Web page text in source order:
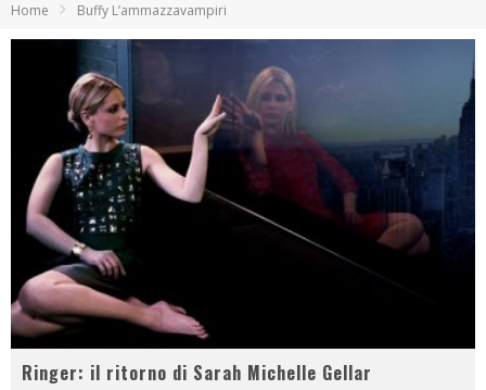
Home Buffy L’ammazzavampiri
Ringer: il ritorno di Sarah Michelle Gellar